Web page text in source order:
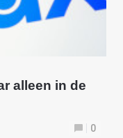
alleen in de
0